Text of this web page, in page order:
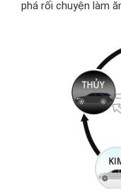
phá rối chuyện làm